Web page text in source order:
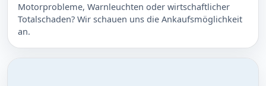
Motorprobleme, Warnleuchten oder wirtschaftlicher
Totalschaden? Wir schauen uns die Ankaufsmöglichkeit
an.